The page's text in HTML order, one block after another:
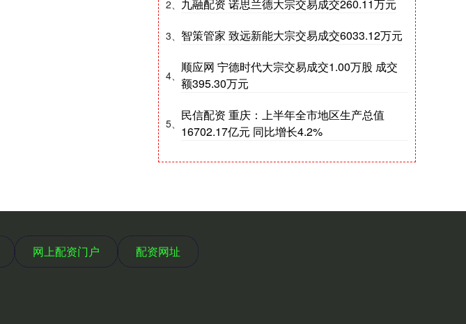
2、 九融配资 诺思兰德大宗交易成交260.11万元
3、 智策管家 致远新能大宗交易成交6033.12万元
4、
顺应网 宁德时代大宗交易成交1.00万股 成交
额395.30万元
5、
民信配资 重庆：上半年全市地区生产总值
16702.17亿元 同比增长4.2%
网上配资门户 配资网址